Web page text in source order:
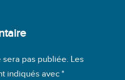
pas publiée. Les
indiqués avec *